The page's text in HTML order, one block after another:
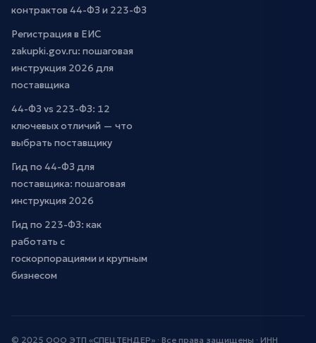
контрактов 44-ФЗ и 223-ФЗ
Регистрация в ЕИС
zakupki.gov.ru: пошаговая
инструкция 2026 для
поставщика
44-ФЗ vs 223-ФЗ: 12
ключевых отличий — что
выбрать поставщику
Гид по 44-ФЗ для
поставщика: пошаговая
инструкция 2026
Гид по 223-ФЗ: как
работать с
госкорпорациями и крупным
бизнесом
© 2025 ООО ЭТП «СПЕЦТЕНДЕР» · Все права защищены · ИНН